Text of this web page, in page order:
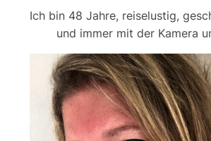
Ich bin 48 Jahre, reiselustig,
und immer mit der Kamera